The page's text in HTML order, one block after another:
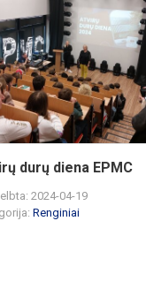
durų diena EPMC
2024-04-19
Renginiai